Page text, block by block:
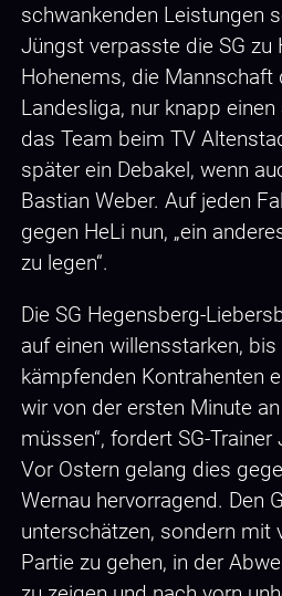
schwankenden Leistungen
Jüngst verpasste die SG zu
Hohenems, die Mannschaft
Landesliga, nur knapp
das Team beim TV
später ein Debakel, wenn
Bastian Weber. Auf jeden
gegen HeLi nun, „ein
zu legen“.
Die SG Hegensberg-
auf einen willensstarken,
kämpfenden Kontrahenten
wir von der ersten Minute
müssen“, fordert SG-
Vor Ostern gelang dies
Wernau hervorragend. Den
unterschätzen, sondern mit
Partie zu gehen, in der